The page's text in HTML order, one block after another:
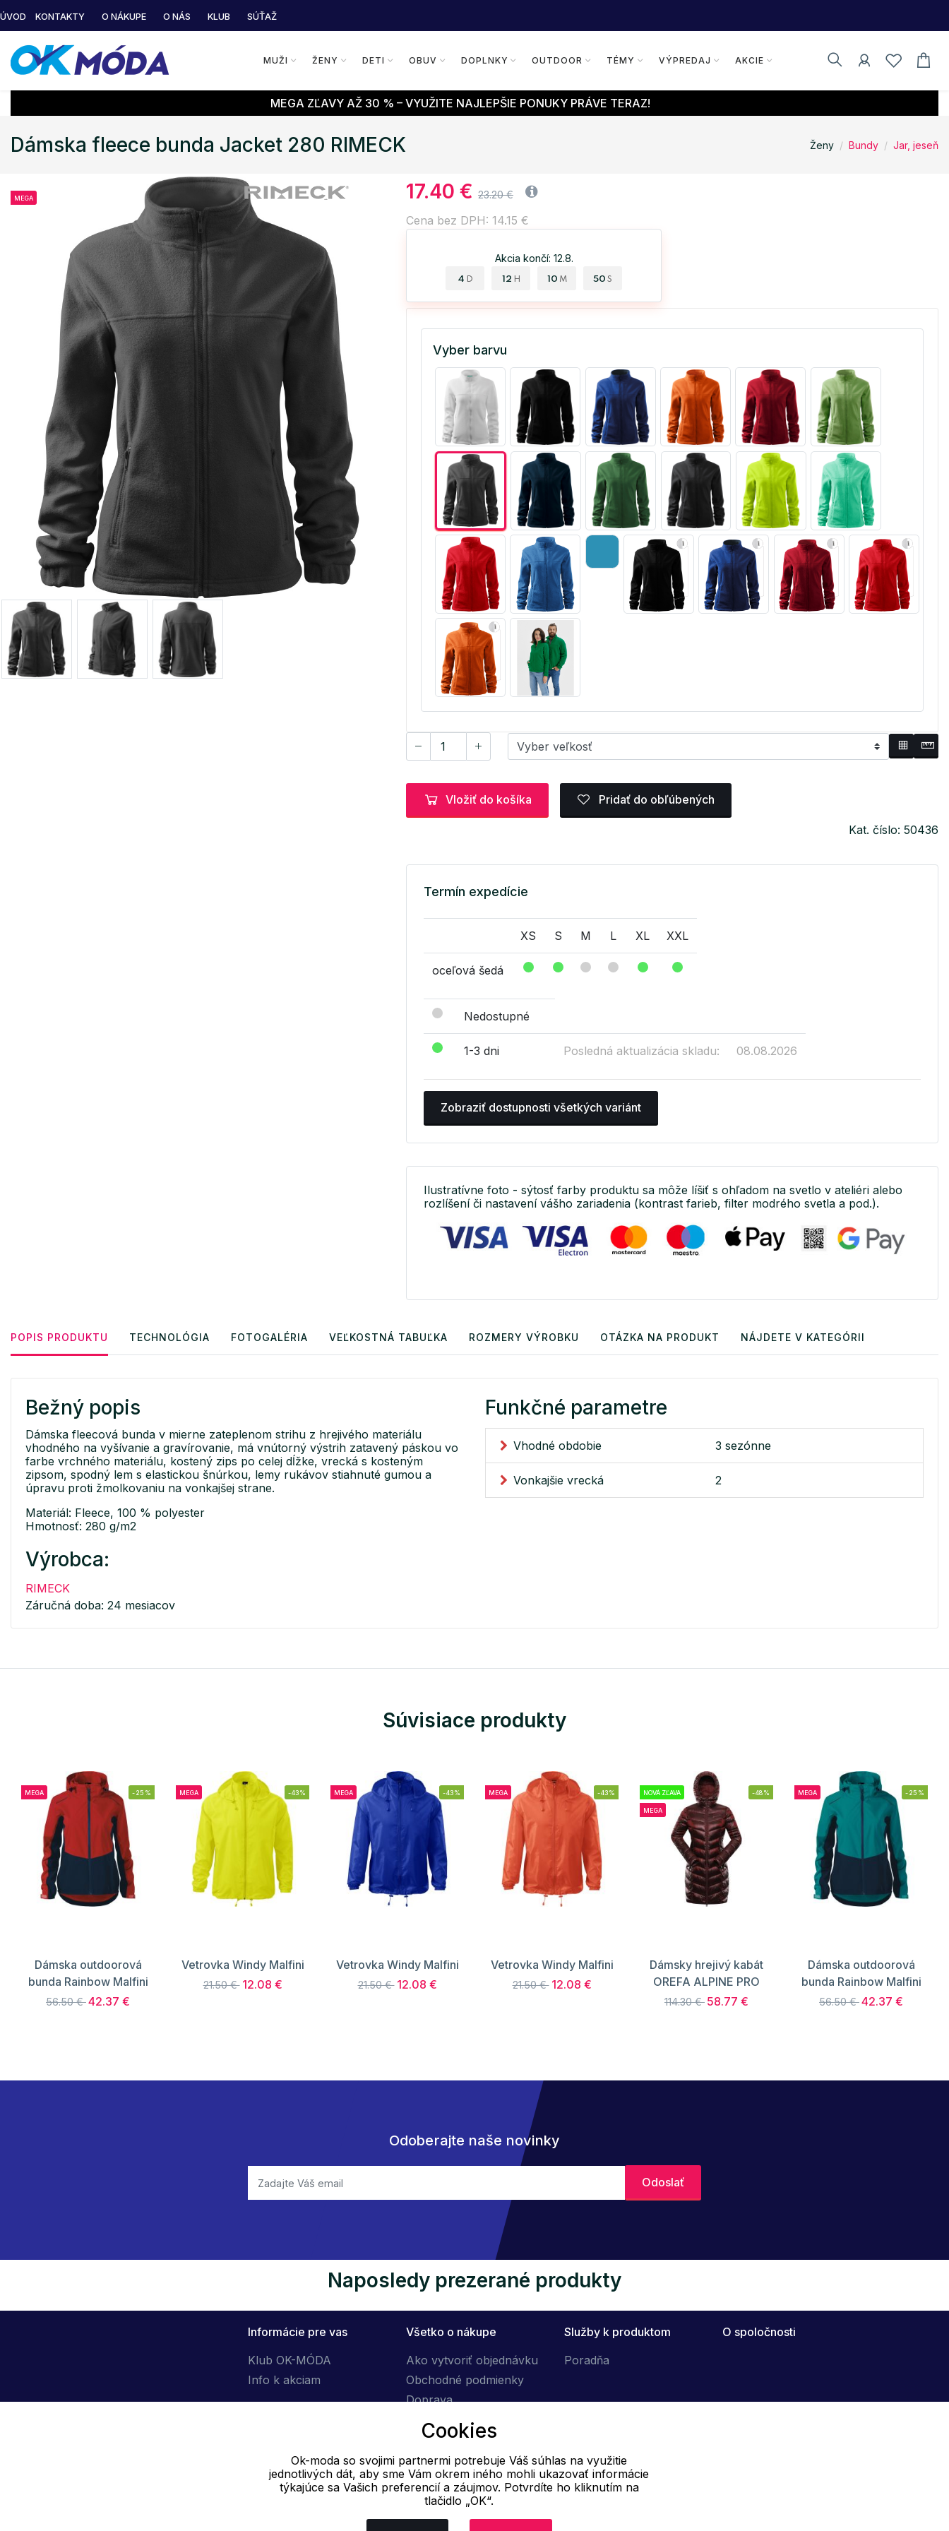
ÚVOD KONTAKTY O NÁKUPE O NÁS KLUB SÚŤAŽ
MUŽI ŽENY DETI OBUV DOPLNKY OUTDOOR TÉMY VÝPREDAJ AKCIE
MEGA ZĽAVY AŽ 30 % – VYUŽITE NAJLEPŠIE PONUKY PRÁVE TERAZ!
Dámska fleece bunda Jacket 280 RIMECK Ženy Bundy Jar, jeseň
MEGA 17.40 € 23.20 €
Cena bez DPH: 14.15 €
Akcia končí: 12.8.
4 D 12 H 10 M 49 S
Vyber barvu
Vložiť do košíka Pridať do obľúbených
Kat. číslo: 50436
Termín expedície
XS S M L XL XXL
oceľová šedá
Nedostupné
1-3 dni Posledná aktualizácia skladu: 08.08.2026
Zobraziť dostupnosti všetkých variánt
Ilustratívne foto - sýtosť farby produktu sa môže líšiť s ohľadom na svetlo v ateliéri alebo
rozlíšení či nastavení vášho zariadenia (kontrast farieb, filter modrého svetla a pod.).
POPIS PRODUKTU TECHNOLÓGIA FOTOGALÉRIA VEĽKOSTNÁ TABUĽKA ROZMERY VÝROBKU OTÁZKA NA PRODUKT NÁJDETE V KATEGÓRII
Bežný popis
Dámska fleecová bunda v mierne zateplenom strihu z hrejivého materiálu
vhodného na vyšívanie a gravírovanie, má vnútorný výstrih zatavený páskou vo
farbe vrchného materiálu, kostený zips po celej dĺžke, vrecká s kosteným
zipsom, spodný lem s elastickou šnúrkou, lemy rukávov stiahnuté gumou a
úpravu proti žmolkovaniu na vonkajšej strane.
Materiál: Fleece, 100 % polyester
Hmotnosť: 280 g/m2
Výrobca:
RIMECK
Záručná doba: 24 mesiacov
Funkčné parametre
Vhodné obdobie 3 sezónne
Vonkajšie vrecká 2
Súvisiace produkty
MEGA -25%
Dámska outdoorová
bunda Rainbow Malfini
56.50 €42.37 €
MEGA -43%
Vetrovka Windy Malfini
21.50 € 12.08 €
MEGA -43%
Vetrovka Windy Malfini
21.50 € 12.08 €
MEGA -43%
Vetrovka Windy Malfini
21.50 € 12.08 €
NOVÁ ZĽAVA
MEGA
-48%
Dámsky hrejivý kabát
OREFA ALPINE PRO
114.30 € 58.77 €
MEGA -25%
Dámska outdoorová
bunda Rainbow Malfini
56.50 €42.37 €
Odoberajte naše novinky
Naposledy prezerané produkty
Informácie pre vas
Klub OK-MÓDA
Info k akciam
Všetko o nákupe
Ako vytvoriť objednávku
Obchodné podmienky
Doprava
Výmena tovaru
Reklamačný poriadok
Služby k produktom
Poradňa
O spoločnosti
E-mail
Online
info@ok-moda.sk
Cookies
Ok-moda so svojimi partnermi potrebuje Váš súhlas na využitie
jednotlivých dát, aby sme Vám okrem iného mohli ukazovať informácie
týkajúce sa Vašich preferencií a záujmov. Potvrdíte ho kliknutím na
tlačidlo „OK“.